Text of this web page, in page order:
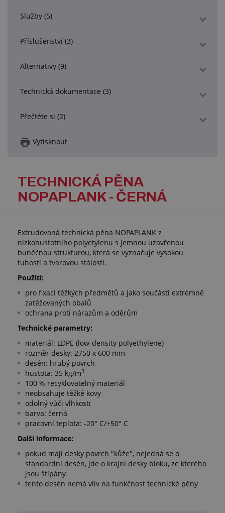
Služby (5)
Příslušenství (3)
Alternativy (9)
Technická dokumentace (3)
Přečtěte si (2)
Vytisknout
TECHNICKÁ PĚNA
NOPAPLANK - ČERNÁ
Extrudovaná technická pěna NOPAPLANK z
nízkohustotního polyetylenu s jemnou uzavřenou
buněčnou strukturou, která se vyznačuje vysokou
tuhostí a tvarovou stálostí.
Použití:
pro fixaci těžkých předmětů a jako součásti extrémně
zatěžovaných obalů
ochrana proti nárazům a oděrům
Technické parametry:
materiál: LDPE (low-density polyethylene)
rozměr desky: 2750 x 600 mm
desén: hrubý povrch
hustota: 35 kg/m3
100 % recyklovatelný materiál
neobsahuje těžké kovy
odolný vůči vlhkosti
barva: černá
pracovní teplota: -20° C/+50° C
Další informace:
pokud mají desky povrch "kůže", nejedná se o
standardní desén, jde o krajní desky bloku, ze kterého
jsou štípány
tento desén nemá vliv na funkčnost technické pěny